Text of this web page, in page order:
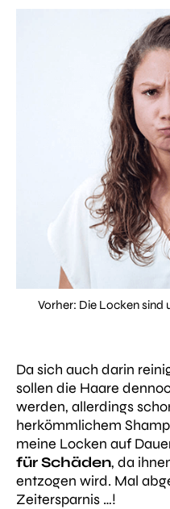
Vorher: Die Locken sind
Da sich auch darin
sollen die Haare
werden, allerdings
herkömmlichem
meine Locken auf
für Schäden, da
entzogen wird. Mal
Zeitersparnis …!